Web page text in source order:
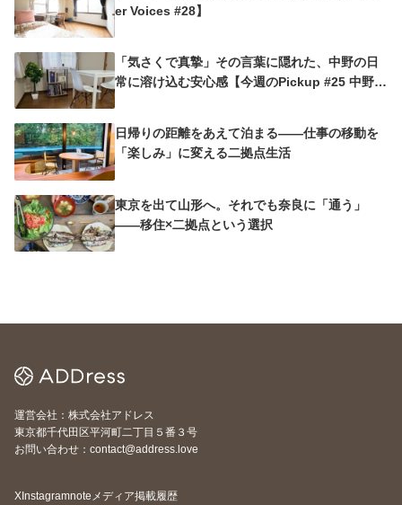
er Voices #28】
「気さくで真摯」その言葉に隠れた、中野の日
常に溶け込む安心感【今週のPickup #25 中野沼
日帰りの距離をあえて泊まる——仕事の移動を
「楽しみ」に変える二拠点生活
東京を出て山形へ。それでも奈良に「通う」
——移住×二拠点という選択
運営会社：株式会社アドレス
東京都千代田区平河町二丁目５番３号
お問い合わせ：contact@address.love
XInstagramnote メディア掲載履歴